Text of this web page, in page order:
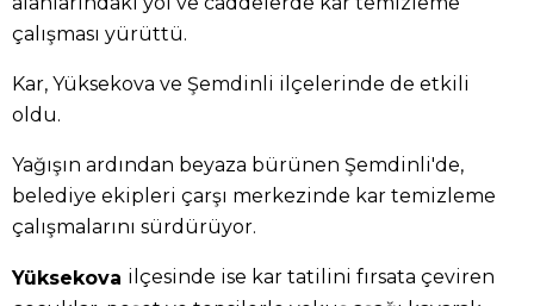
çalışması yürüttü.
Kar, Yüksekova ve Şemdinli ilçelerinde de etkili
oldu.
Yağışın ardından beyaza bürünen Şemdinli'de,
belediye ekipleri çarşı merkezinde kar temizleme
çalışmalarını sürdürüyor.
Yüksekova ilçesinde ise kar tatilini fırsata çeviren